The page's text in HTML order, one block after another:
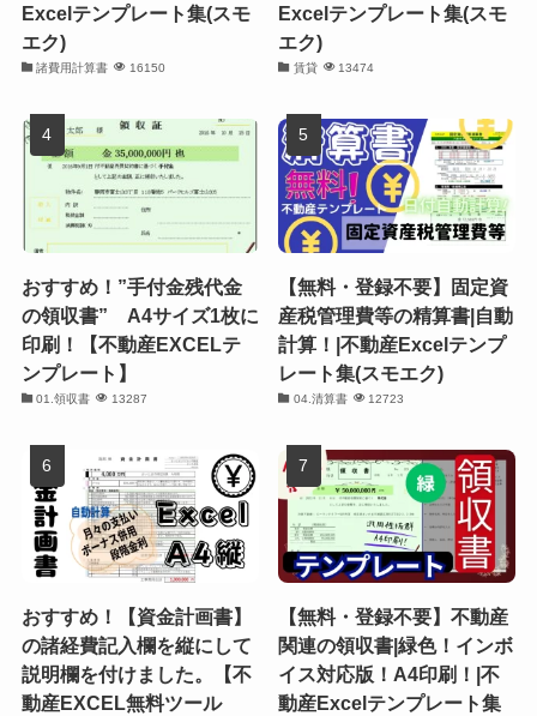
Excelテンプレート集(スモ
エク)
諸費用計算書 16150
Excelテンプレート集(スモ
エク)
賃貸 13474
おすすめ！”手付金残代金
の領収書” A4サイズ1枚に
印刷！【不動産EXCELテ
ンプレート】
01.領収書 13287
【無料・登録不要】固定資
産税管理費等の精算書|自動
計算！|不動産Excelテンプ
レート集(スモエク)
04.清算書 12723
おすすめ！【資金計画書】
の諸経費記入欄を縦にして
説明欄を付けました。【不
動産EXCEL無料ツール
【無料・登録不要】不動産
関連の領収書|緑色！インボ
イス対応版！A4印刷！|不
動産Excelテンプレート集